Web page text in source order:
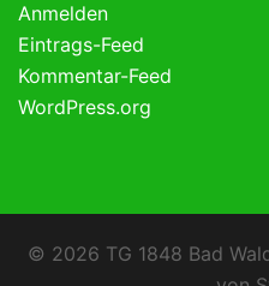
Anmelden
Eintrags-Feed
Kommentar-Feed
WordPress.org
© 2026 TG 1848 Bad